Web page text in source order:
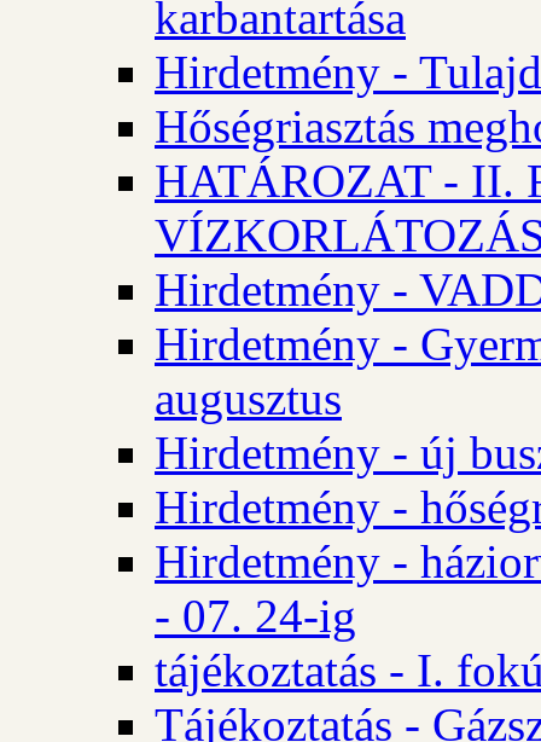
karbantartása
Hirdetmény -
Hőségriasztás
HATÁROZAT - II.
Hirdetmény -
Hirdetmény -
augusztus
Hirdetmény - új
Hirdetmény -
Hirdetmény -
- 07. 24-ig
tájékoztatás - I.
Tájékoztatás -